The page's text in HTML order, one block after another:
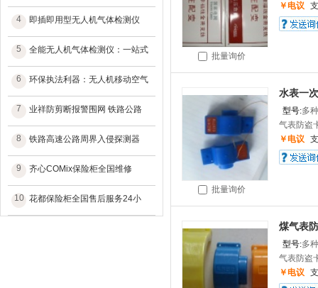
4 即插即用型无人机气体检测仪
5 全能无人机气体检测仪：一站式
6 环保执法利器：无人机移动空气
7 业祥防剪断报警围网 铁路公路
8 铁路高速公路周界入侵探测器
9 齐心COMix保险柜全国维修
10 花都保险柜全国售后服务24小
批量询价
￥电议
批量询价
水表一
型号:多种
气表防盗
￥电议
煤气表
型号:多种
气表防盗
￥电议